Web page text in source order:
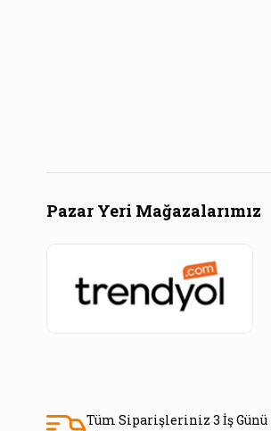
Pazar Yeri Mağazalarımız
Tüm Siparişleriniz 3 İş